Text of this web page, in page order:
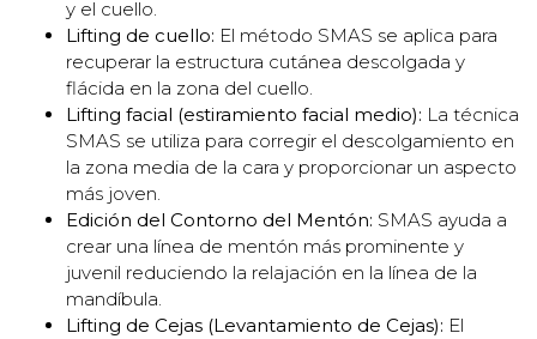
y el cuello.
Lifting de cuello: El método SMAS se aplica para
recuperar la estructura cutánea descolgada y
flácida en la zona del cuello.
Lifting facial (estiramiento facial medio): La técnica
SMAS se utiliza para corregir el descolgamiento en
la zona media de la cara y proporcionar un aspecto
más joven.
Edición del Contorno del Mentón: SMAS ayuda a
crear una línea de mentón más prominente y
juvenil reduciendo la relajación en la línea de la
mandíbula.
Lifting de Cejas (Levantamiento de Cejas): El